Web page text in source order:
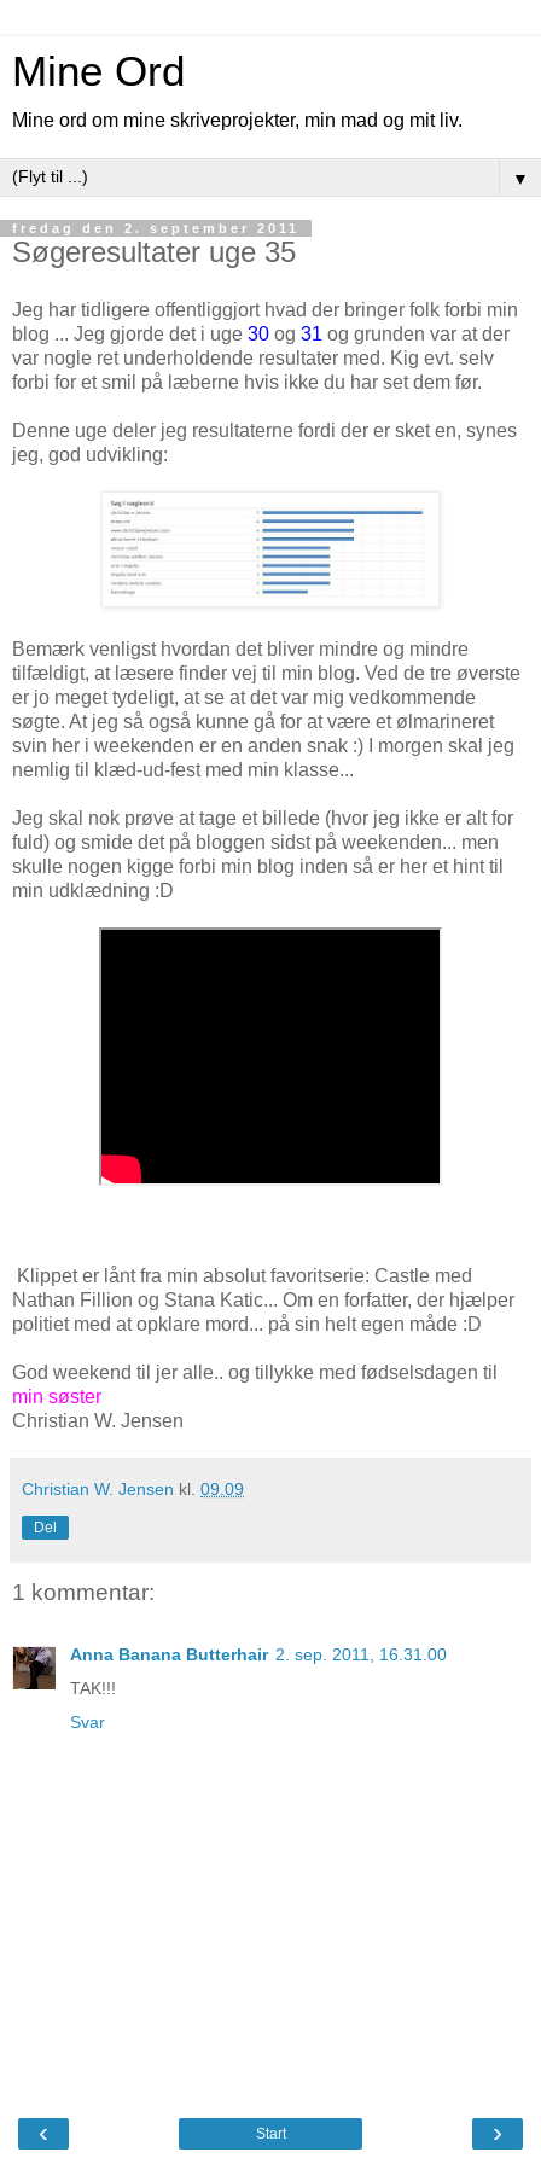
Mine Ord
Mine ord om mine skriveprojekter, min mad og mit liv.
▼
fredag den 2. september 2011
Søgeresultater uge 35
Jeg har tidligere offentliggjort hvad der bringer folk forbi min
blog ... Jeg gjorde det i uge 30 og 31 og grunden var at der
var nogle ret underholdende resultater med. Kig evt. selv
forbi for et smil på læberne hvis ikke du har set dem før.
Denne uge deler jeg resultaterne fordi der er sket en, synes
jeg, god udvikling:
Bemærk venligst hvordan det bliver mindre og mindre
tilfældigt, at læsere finder vej til min blog. Ved de tre øverste
er jo meget tydeligt, at se at det var mig vedkommende
søgte. At jeg så også kunne gå for at være et ølmarineret
svin her i weekenden er en anden snak :) I morgen skal jeg
nemlig til klæd-ud-fest med min klasse...
Jeg skal nok prøve at tage et billede (hvor jeg ikke er alt for
fuld) og smide det på bloggen sidst på weekenden... men
skulle nogen kigge forbi min blog inden så er her et hint til
min udklædning :D
Klippet er lånt fra min absolut favoritserie: Castle med
Nathan Fillion og Stana Katic... Om en forfatter, der hjælper
politiet med at opklare mord... på sin helt egen måde :D
God weekend til jer alle.. og tillykke med fødselsdagen til
min søster
Christian W. Jensen
Christian W. Jensen kl. 09.09
Del
1 kommentar:
Anna Banana Butterhair 2. sep. 2011, 16.31.00
TAK!!!
Svar
‹ ›
Start